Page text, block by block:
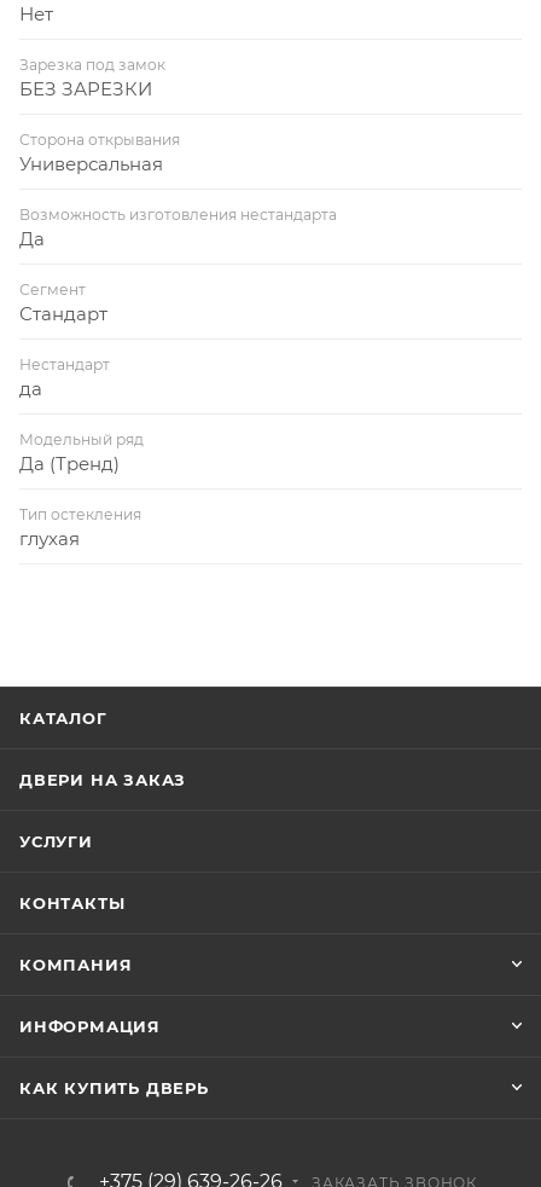
Нет
Зарезка под замок
БЕЗ ЗАРЕЗКИ
Сторона открывания
Универсальная
Возможность изготовления нестандарта
Да
Сегмент
Стандарт
Нестандарт
да
Модельный ряд
Да (Тренд)
Тип остекления
глухая
КАТАЛОГ
ДВЕРИ НА ЗАКАЗ
УСЛУГИ
КОНТАКТЫ
КОМПАНИЯ
ИНФОРМАЦИЯ
КАК КУПИТЬ ДВЕРЬ
+375 (29) 639-26-26 ЗАКАЗАТЬ ЗВОНОК